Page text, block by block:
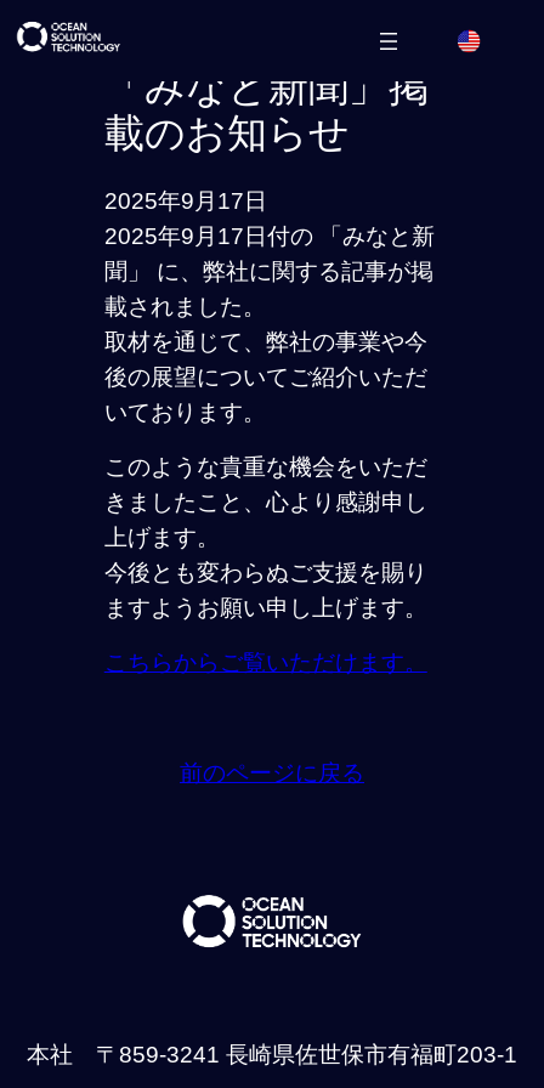
内
「みなと新聞」掲
載のお知らせ
2025年9月17日
2025年9月17日付の 「みなと新
聞」 に、弊社に関する記事が掲
載されました。
取材を通じて、弊社の事業や今
後の展望についてご紹介いただ
いております。
このような貴重な機会をいただ
きましたこと、心より感謝申し
上げます。
今後とも変わらぬご支援を賜り
ますようお願い申し上げます。
こちらからご覧いただけます。
前のページに戻る
本社 〒859-3241 長崎県佐世保市有福町203-1